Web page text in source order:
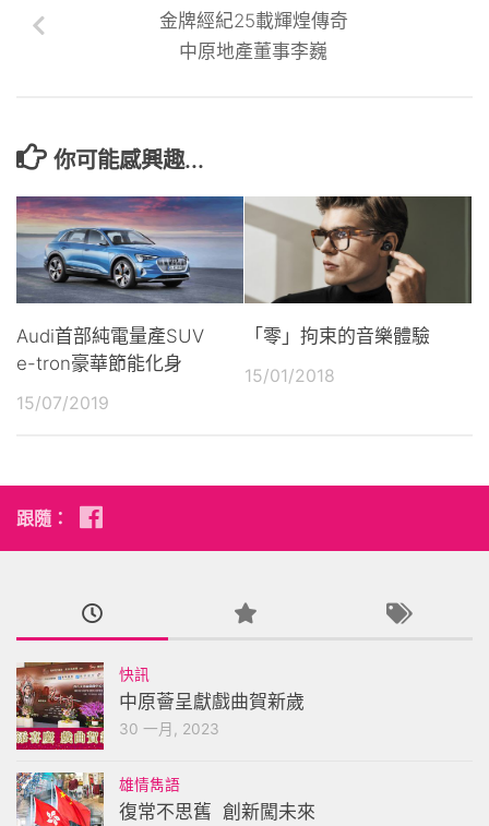
金牌經紀25載輝煌傳奇
中原地產董事李巍
你可能感興趣...
Audi首部純電量產SUV
e-tron豪華節能化身
15/07/2019
「零」拘束的音樂體驗
15/01/2018
跟隨：
快訊
中原薈呈獻戲曲賀新歲
30 一月, 2023
雄情雋語
復常不思舊 創新闖未來